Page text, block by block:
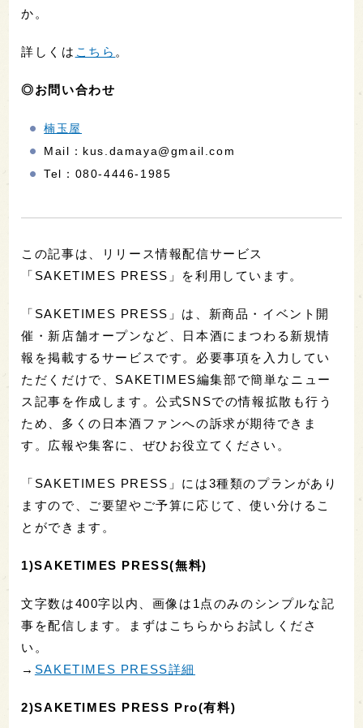
か。
詳しくは こちら 。
◎お問い合わせ
楠玉屋
Mail：kus.damaya@gmail.com
Tel：080-4446-1985
この記事は、リリース情報配信サービス
「SAKETIMES PRESS」を利用しています。
「SAKETIMES PRESS」は、新商品・イベント開
催・新店舗オープンなど、日本酒にまつわる新規情
報を掲載するサービスです。必要事項を入力してい
ただくだけで、SAKETIMES編集部で簡単なニュー
ス記事を作成します。公式SNSでの情報拡散も行う
ため、多くの日本酒ファンへの訴求が期待できま
す。広報や集客に、ぜひお役立てください。
「SAKETIMES PRESS」には3種類のプランがあり
ますので、ご要望やご予算に応じて、使い分けるこ
とができます。
1)SAKETIMES PRESS(無料)
文字数は400字以内、画像は1点のみのシンプルな記
事を配信します。まずはこちらからお試しくださ
い。
→ SAKETIMES PRESS詳細
2)SAKETIMES PRESS Pro(有料)